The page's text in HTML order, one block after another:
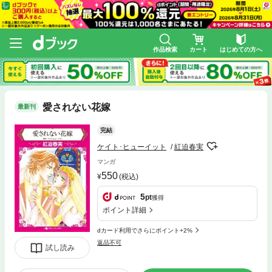
作品検索 カート はじめての方へ
最新刊 愛されない花嫁
試し読み
完結
ケイト･ヒューイット 紅迫春実
マンガ
550(税込)
5pt獲得
ポイント詳細
dカード利用でさらにポイント+2%
返品不可